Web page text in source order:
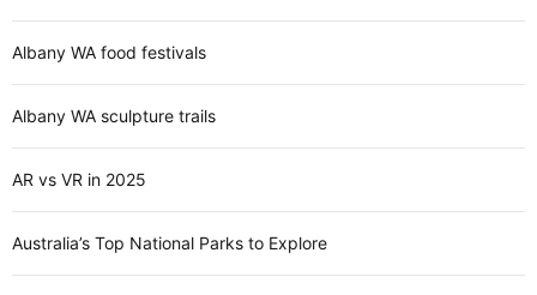
Albany WA food festivals
Albany WA sculpture trails
AR vs VR in 2025
Australia’s Top National Parks to Explore